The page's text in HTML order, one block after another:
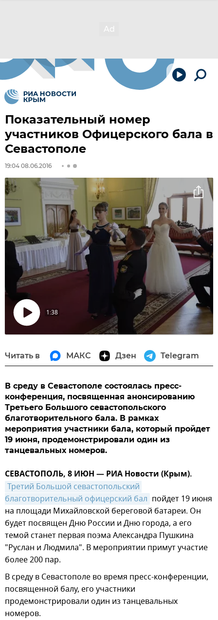
Показательный номер
участников Офицерского бала в
Севастополе
19:04 08.06.2016
Воспроизвести
1:38
Читать в МАКС Дзен Telegram
В среду в Севастополе состоялась пресс-
конференция, посвященная анонсированию
Третьего Большого севастопольского
благотворительного бала. В рамках
мероприятия участники бала, который пройдет
19 июня, продемонстрировали один из
танцевальных номеров.
СЕВАСТОПОЛЬ, 8 ИЮН — РИА Новости (Крым).
Третий Большой севастопольский
благотворительный офицерский бал пойдет 19 июня
на площади Михайловской береговой батареи. Он
будет посвящен Дню России и Дню города, а его
темой станет первая поэма Александра Пушкина
"Руслан и Людмила". В мероприятии примут участие
более 200 пар.
В среду в Севастополе во время пресс-конференции,
посвященной балу, его участники
продемонстрировали один из танцевальных
номеров.